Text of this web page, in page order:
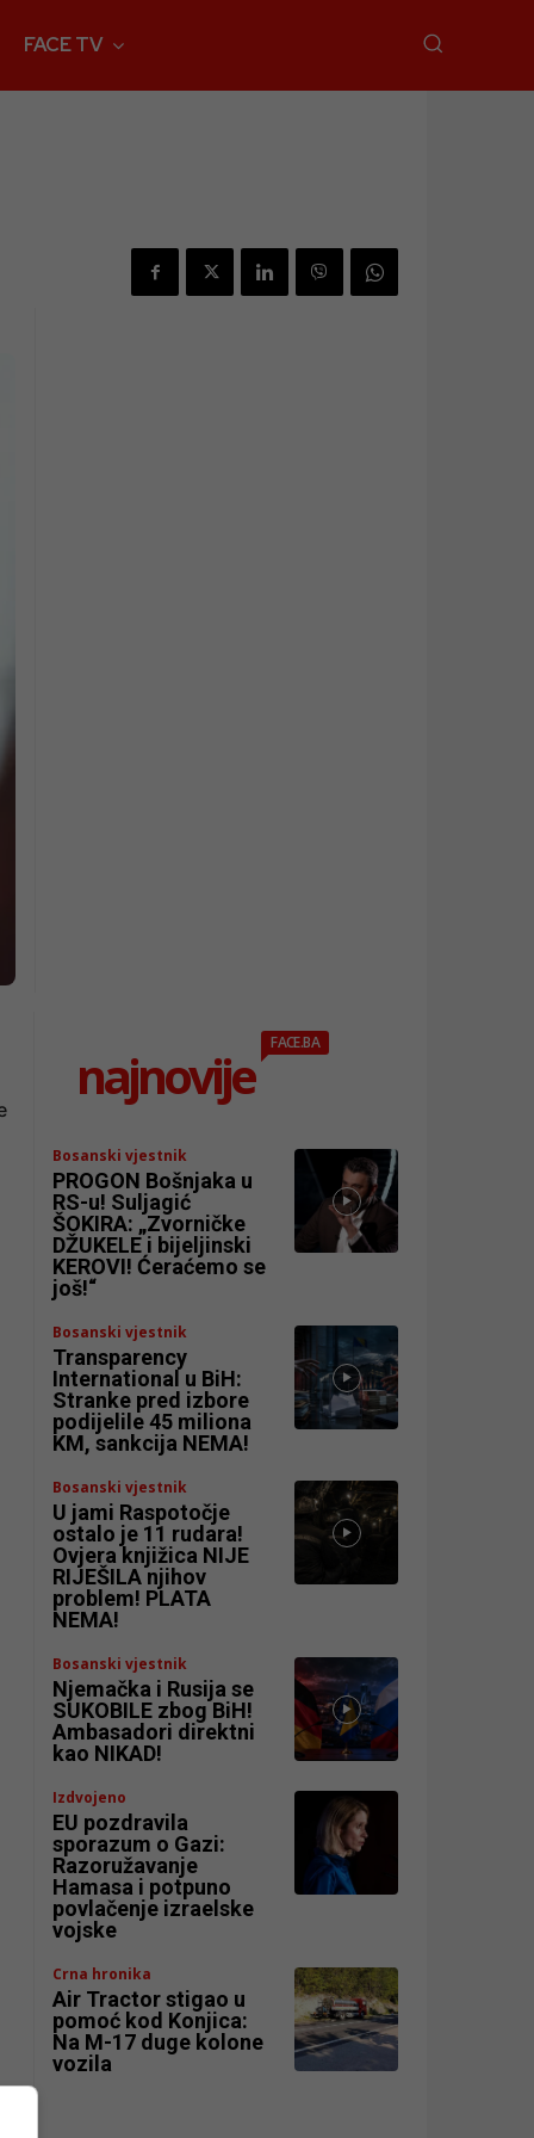
FACE TV
najnovije
FACE.BA
Bosanski vjestnik
PROGON Bošnjaka u
RS-u! Suljagić
ŠOKIRA: „Zvorničke
DŽUKELE i bijeljinski
KEROVI! Ćeraćemo se
još!“
Bosanski vjestnik
Transparency
International u BiH:
Stranke pred izbore
podijelile 45 miliona
KM, sankcija NEMA!
Bosanski vjestnik
U jami Raspotočje
ostalo je 11 rudara!
Ovjera knjižica NIJE
RIJEŠILA njihov
problem! PLATA
NEMA!
Bosanski vjestnik
Njemačka i Rusija se
SUKOBILE zbog BiH!
Ambasadori direktni
kao NIKAD!
Izdvojeno
EU pozdravila
sporazum o Gazi:
Razoružavanje
Hamasa i potpuno
povlačenje izraelske
vojske
Crna hronika
Air Tractor stigao u
pomoć kod Konjica:
Na M-17 duge kolone
vozila